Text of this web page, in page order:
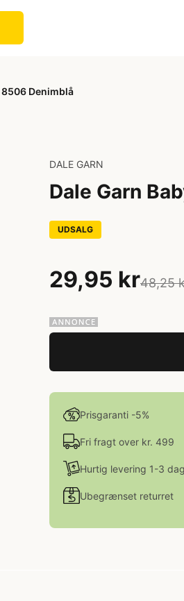
8506 Denimblå
DALE GARN
Dale Garn
UDSALG
29,95 kr48,25
Prisgaranti -5%
Fri fragt over kr. 499
Hurtig levering 1-3
Ubegrænset returret